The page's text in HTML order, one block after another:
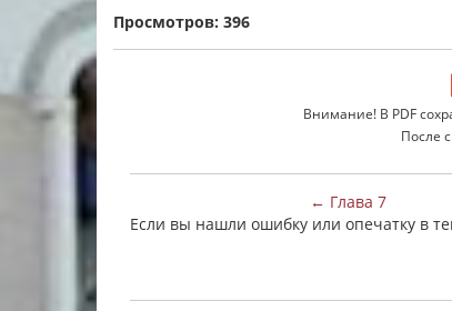
Просмотров: 396
Внимание! В PDF
После
← Глава 7
Если вы нашли ошибку или опечатку в